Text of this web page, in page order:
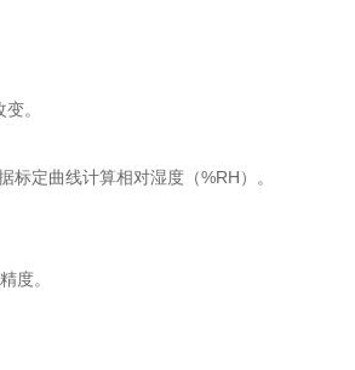
。
定曲线计算相对湿度（%RH）。
度。